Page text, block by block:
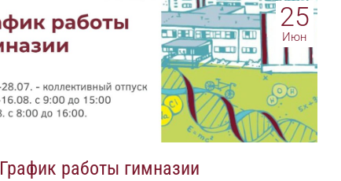
25
Июн
График работы гимназии